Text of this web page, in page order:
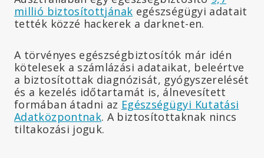
millió biztosítottjának egészségügyi adatait
tették közzé hackerek a darknet-en.
A törvényes egészségbiztosítók már idén
kötelesek a számlázási adataikat, beleértve
a biztosítottak diagnózisát, gyógyszerelését
és a kezelés időtartamát is, álnevesített
formában átadni az Egészségügyi Kutatási
Adatközpontnak. A biztosítottaknak nincs
tiltakozási joguk.